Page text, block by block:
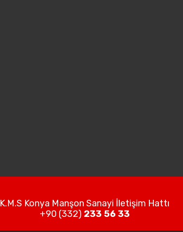
K.M.S Konya Manşon Sanayi İletişim Hattı
+90 (332) 233 56 33